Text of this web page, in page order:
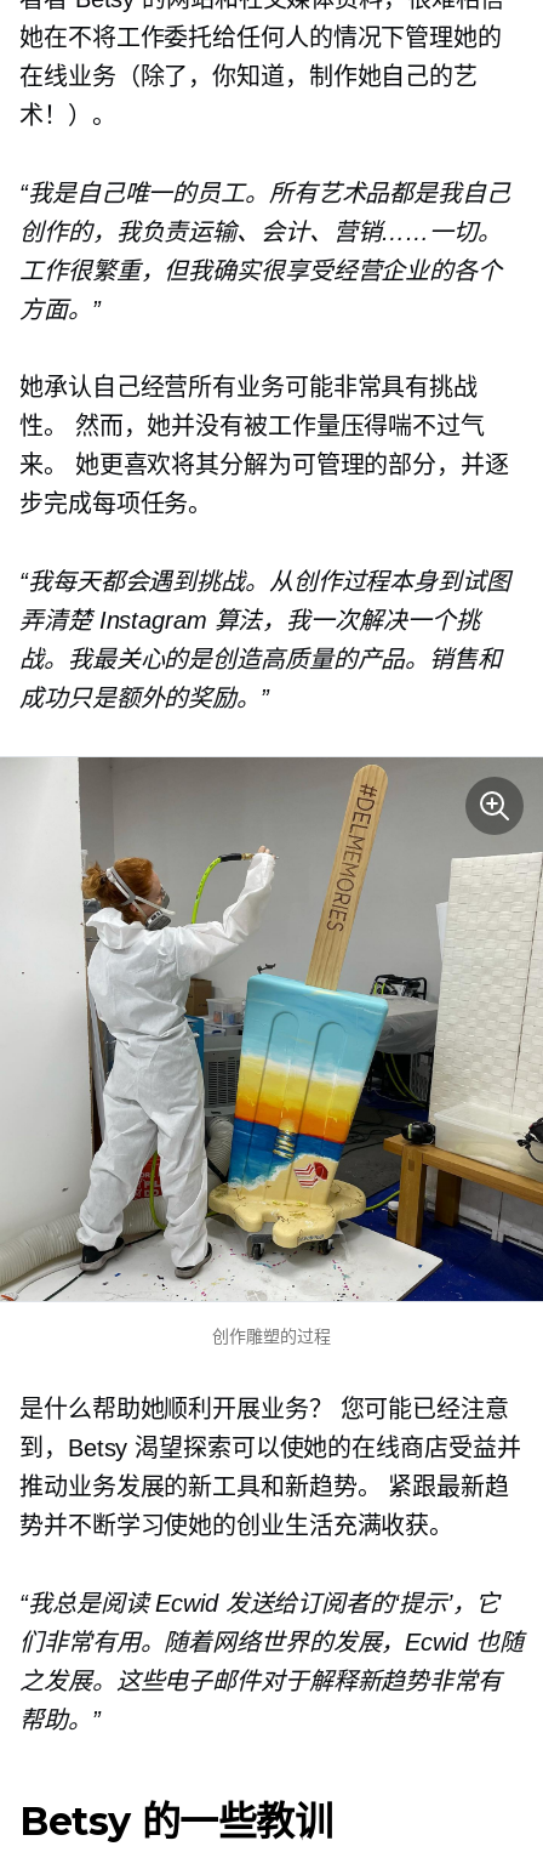
她在不将工作委托给任何人的情况下管理她的
在线业务（除了，你知道，制作她自己的艺
术！）。
“我是自己唯一的员工。所有艺术品都是我自己
创作的，我负责运输、会计、营销……一切。
工作很繁重，但我确实很享受经营企业的各个
方面。”
她承认自己经营所有业务可能非常具有挑战
性。 然而，她并没有被工作量压得喘不过气
来。 她更喜欢将其分解为可管理的部分，并逐
步完成每项任务。
“我每天都会遇到挑战。从创作过程本身到试图
弄清楚 Instagram 算法，我一次解决一个挑
战。我最关心的是创造高质量的产品。销售和
成功只是额外的奖励。”
创作雕塑的过程
是什么帮助她顺利开展业务？ 您可能已经注意
到，Betsy 渴望探索可以使她的在线商店受益并
推动业务发展的新工具和新趋势。 紧跟最新趋
势并不断学习使她的创业生活充满收获。
“我总是阅读 Ecwid 发送给订阅者的‘提示’，它
们非常有用。随着网络世界的发展，Ecwid 也随
之发展。这些电子邮件对于解释新趋势非常有
帮助。”
Betsy 的一些教训